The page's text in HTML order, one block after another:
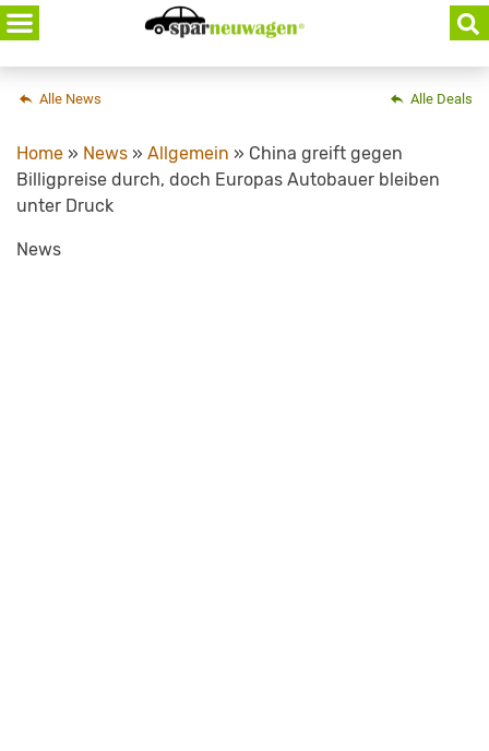
Skip
to
content
Alle Deals
Alle News
Home » News » Allgemein » China greift gegen
Billigpreise durch, doch Europas Autobauer bleiben
unter Druck
News